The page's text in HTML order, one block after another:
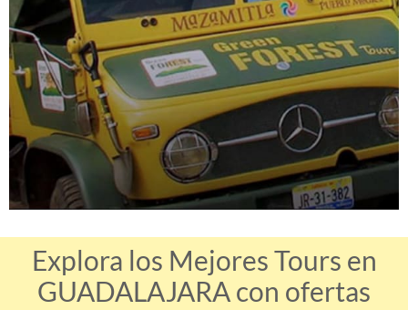
Explora los Mejores Tours en
GUADALAJARA con ofertas